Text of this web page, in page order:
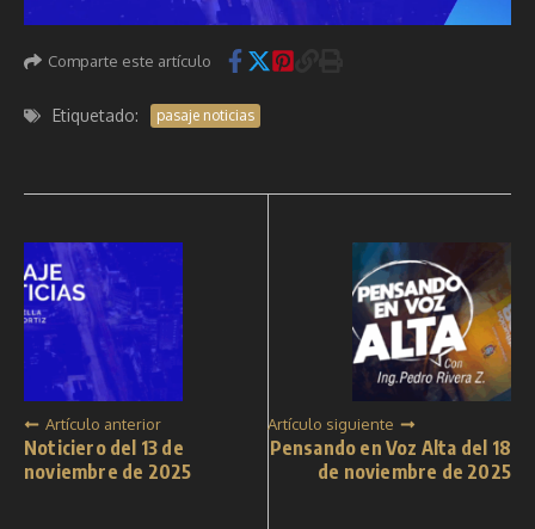
Comparte este artículo
Etiquetado: pasaje noticias
Artículo anterior
Noticiero del 13 de
noviembre de 2025
Artículo siguiente
Pensando en Voz Alta del 18
de noviembre de 2025